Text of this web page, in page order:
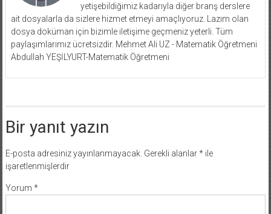
yetişebildiğimiz kadarıyla diğer branş derslere
ait dosyalarla da sizlere hizmet etmeyi amaçlıyoruz. Lazım olan
dosya doküman için bizimle iletişime geçmeniz yeterli. Tüm
paylaşımlarımız ücretsizdir. Mehmet Ali UZ - Matematik Öğretmeni
Abdullah YEŞİLYURT-Matematik Öğretmeni
Bir yanıt yazın
E-posta adresiniz yayınlanmayacak. Gerekli alanlar*ile
işaretlenmişlerdir
Yorum *